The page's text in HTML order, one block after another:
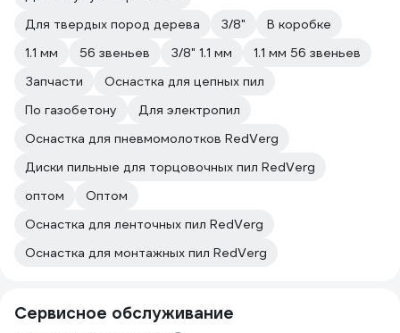
Для твердых пород дерева
3/8"
В коробке
1.1 мм
56 звеньев 3/8" 1.1 мм
1.1 мм 56 звеньев
Запчасти
Оснастка для цепных пил
По газобетону
Для электропил
Оснастка для пневмомолотков RedVerg
Диски пильные для торцовочных пил RedVerg
оптом
Оптом
Оснастка для ленточных пил RedVerg
Оснастка для монтажных пил RedVerg
Сервисное обслуживание